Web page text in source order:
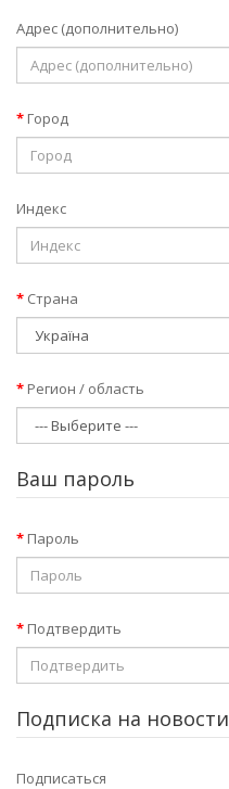
Адрес (дополнительно)
Город
Индекс
Страна
Регион / область
Ваш пароль
Пароль
Подтвердить
Подписка на новости
Подписаться